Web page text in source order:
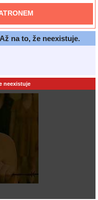
na to, že neexistuje.
neexistuje